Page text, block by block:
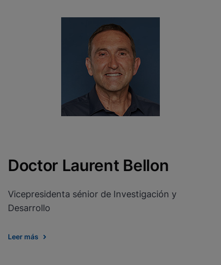
Doctor Laurent Bellon
Vicepresidenta sénior de Investigación y
Desarrollo
Leer más